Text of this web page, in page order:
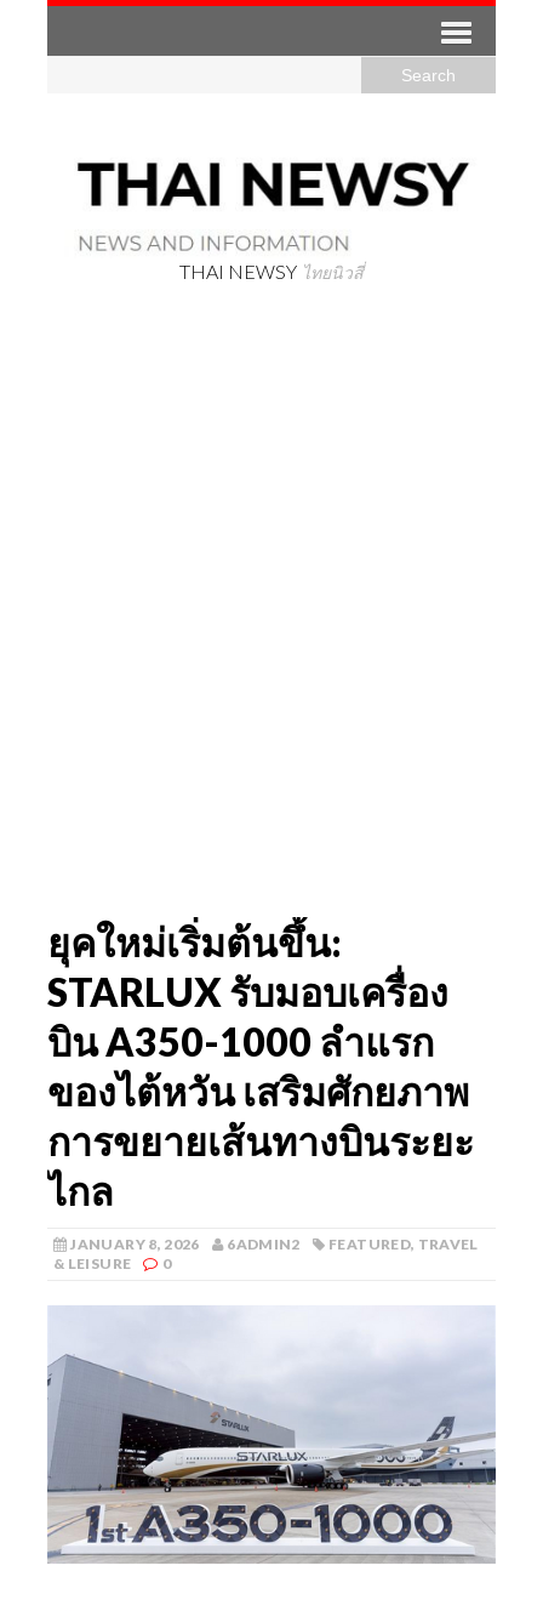
THAI NEWSY ไทยนิวสี่
ยุคใหม่เริ่มต้นขึ้น:
STARLUX รับมอบเครื่อง
บิน A350-1000 ลำแรก
ของไต้หวัน เสริมศักยภาพ
การขยายเส้นทางบินระยะ
ไกล
JANUARY 8, 2026 6ADMIN2 FEATURED, TRAVEL
& LEISURE
0